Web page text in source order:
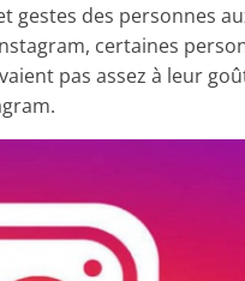
des personnes
certaines
pas assez à leur